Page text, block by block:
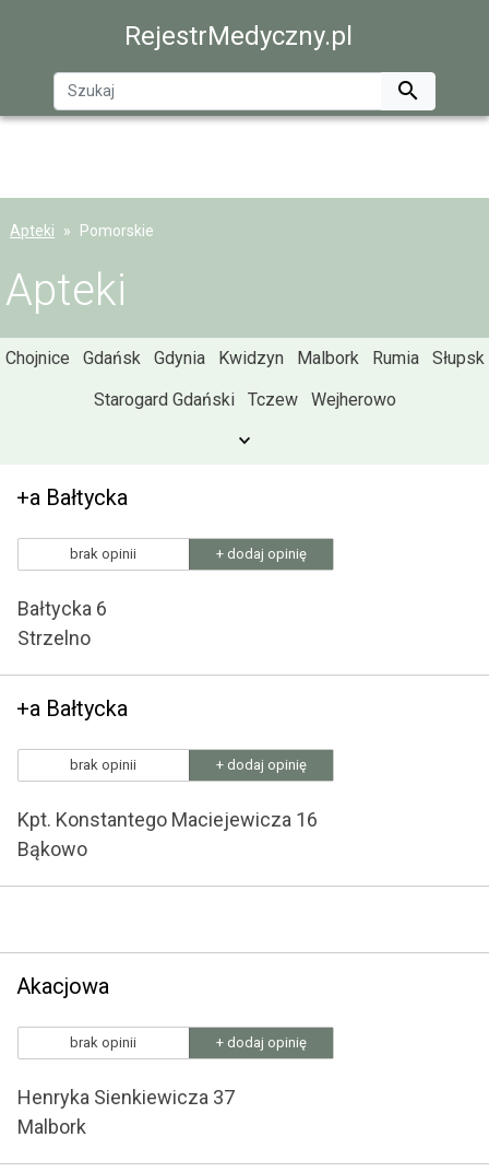
RejestrMedyczny.pl

Apteki Pomorskie
Apteki
Chojnice Gdańsk Gdynia Kwidzyn Malbork Rumia
Słupsk
Starogard Gdański
Tczew Wejherowo
+a Bałtycka
brak opinii + dodaj opinię
Bałtycka 6
Strzelno
+a Bałtycka
brak opinii + dodaj opinię
Kpt. Konstantego Maciejewicza 16
Bąkowo
Akacjowa
brak opinii + dodaj opinię
Henryka Sienkiewicza 37
Malbork